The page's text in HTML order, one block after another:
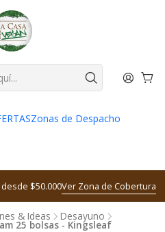
Zonas de Despacho
desde $50.000Ver Zona de Cobertura
& Ideas Desayuno
25 bolsas - Kingsleaf